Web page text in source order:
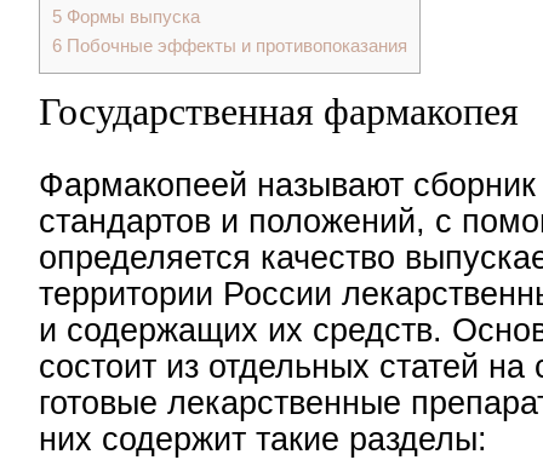
5 Формы выпуска
6 Побочные эффекты и противопоказания
Государственная фармакопея
Фармакопеей называют
стандартов и положений, с
определяется качество
территории России
и содержащих их средств.
состоит из отдельных статей на
готовые лекарственные
них содержит такие разделы: